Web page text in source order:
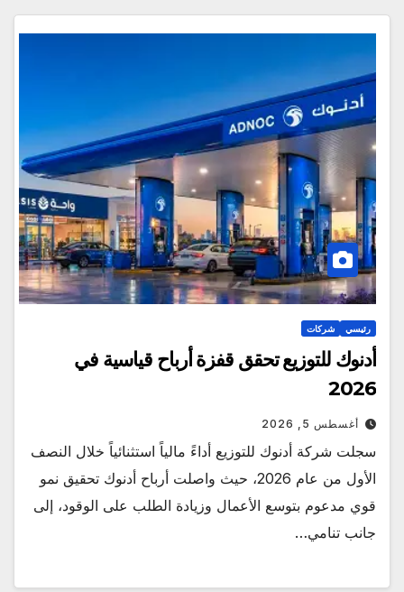
رئيسي شركات
أدنوك للتوزيع تحقق قفزة أرباح قياسية في
2026
أغسطس 5, 2026
سجلت شركة أدنوك للتوزيع أداءً مالياً استثنائياً خلال النصف
الأول من عام 2026، حيث واصلت أرباح أدنوك تحقيق نمو
قوي مدعوم بتوسع الأعمال وزيادة الطلب على الوقود، إلى
جانب تنامي…